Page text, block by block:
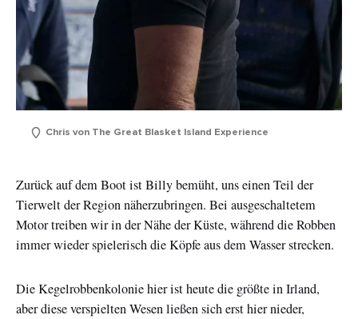
Chris von The Great Blasket Island Experience
Zurück auf dem Boot ist Billy bemüht, uns einen Teil der
Tierwelt der Region näherzubringen. Bei ausgeschaltetem
Motor treiben wir in der Nähe der Küste, während die Robben
immer wieder spielerisch die Köpfe aus dem Wasser strecken.
Die Kegelrobbenkolonie hier ist heute die größte in Irland,
aber diese verspielten Wesen ließen sich erst hier nieder,